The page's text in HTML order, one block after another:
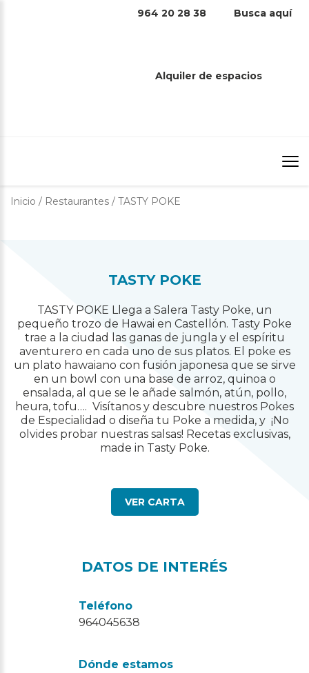
964 20 28 38 Busca aquí
Alquiler de espacios
Inicio / Restaurantes / TASTY POKE
TASTY POKE
TASTY POKE Llega a Salera Tasty Poke, un
pequeño trozo de Hawai en Castellón. Tasty Poke
trae a la ciudad las ganas de jungla y el espíritu
aventurero en cada uno de sus platos. El poke es
un plato hawaiano con fusión japonesa que se sirve
en un bowl con una base de arroz, quinoa o
ensalada, al que se le añade salmón, atún, pollo,
heura, tofu…. Visítanos y descubre nuestros Pokes
de Especialidad o diseña tu Poke a medida, y ¡No
olvides probar nuestras salsas! Recetas exclusivas,
made in Tasty Poke.
VER CARTA
DATOS DE INTERÉS
Teléfono
964045638
Dónde estamos